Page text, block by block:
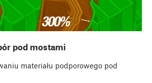
pod mostami
materiału podporowego pod